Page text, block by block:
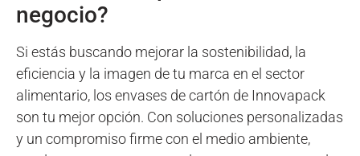
negocio?
Si estás buscando mejorar la sostenibilidad, la
eficiencia y la imagen de tu marca en el sector
alimentario, los envases de cartón de Innovapack
son tu mejor opción. Con soluciones personalizadas
y un compromiso firme con el medio ambiente,